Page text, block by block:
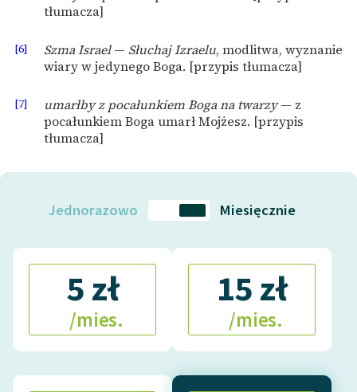
tłumacza]
[6] Szma Israel— Słuchaj Izraelu, modlitwa, wyznanie
wiary w jedynego Boga. [przypis tłumacza]
[7] umarłby z pocałunkiem Boga na twarzy— z
pocałunkiem Boga umarł Mojżesz. [przypis
tłumacza]
Jednorazowo Miesięcznie
5 zł
/mies.
15 zł
/mies.